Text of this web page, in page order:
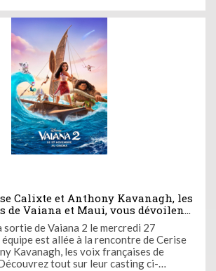
Calixte et Anthony Kavanagh, les
de Vaiana et Maui, vous dévoilent
casting pour le film d'animation
de cette fin d'année
sortie de Vaiana 2 le mercredi 27
est allée à la rencontre de Cerise
Kavanagh, les voix françaises de
tout sur leur casting ci-